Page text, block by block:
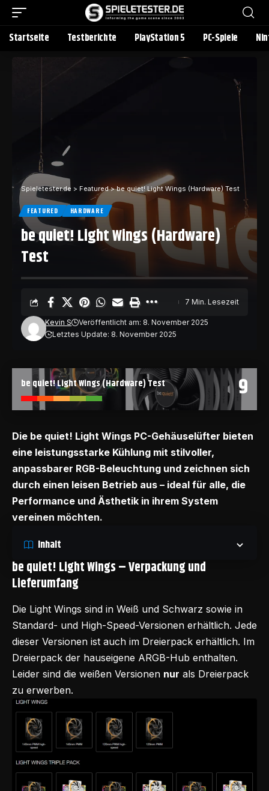
Startseite Testberichte PlayStation 5 PC-Spiele
Spieletester.de > Featured>be quiet! Light Wings (Hardware) Test
FEATURED HARDWARE
be quiet! Light Wings (Hardware)
Test
Kevin S
Veröffentlicht am: 8. November 2025
Letztes Update: 8. November 2025
7 Min. Lesezeit
9
be quiet! Light Wings (Hardware) Test
Die be quiet! Light Wings PC-Gehäuselüfter bieten
eine leistungsstarke Kühlung mit stilvoller,
anpassbarer RGB-Beleuchtung und zeichnen sich
durch einen leisen Betrieb aus – ideal für alle, die
Performance und Ästhetik in ihrem System
vereinen möchten.
Inhalt
be quiet! Light Wings –Verpackung und
Lieferumfang
Die Light Wings sind in Weiß und Schwarz sowie in
Standard- und High-Speed-Versionen erhältlich. Jede
dieser Versionen ist auch im Dreierpack erhältlich. Im
Dreierpack der hauseigene ARGB-Hub enthalten.
Leider sind die weißen Versionen nur als Dreierpack
zu erwerben.